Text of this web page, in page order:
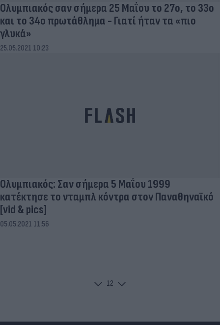
Ολυμπιακός σαν σήμερα 25 Μαΐου το 27ο, το 33ο
και το 34ο πρωτάθλημα - Γιατί ήταν τα «πιο
γλυκά»
25.05.2021 10:23
Ολυμπιακός: Σαν σήμερα 5 Μαΐου 1999
κατέκτησε το νταμπλ κόντρα στον Παναθηναϊκό
[vid & pics]
05.05.2021 11:56
12